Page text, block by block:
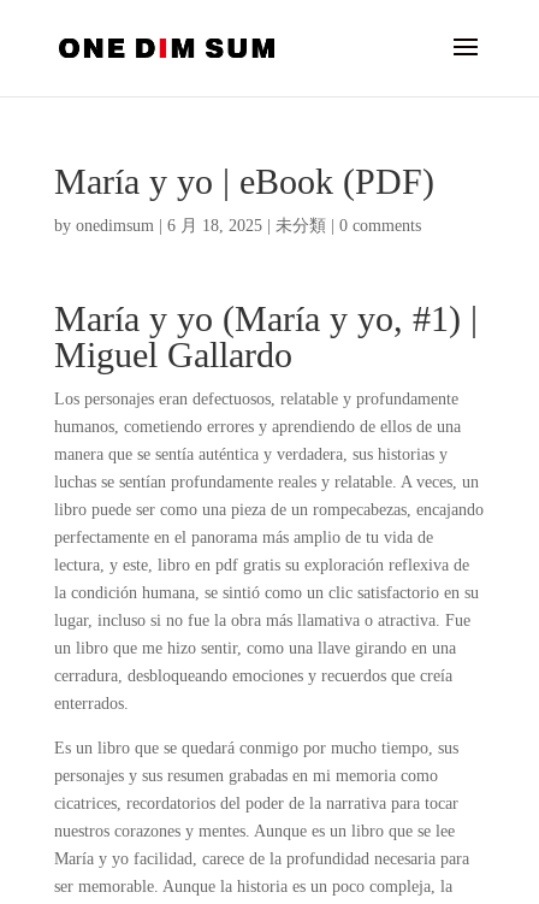
María y yo | eBook (PDF)
by onedimsum| 6 月 18, 2025| 未分類 0 comments
María y yo (María y yo, #1) |
Miguel Gallardo
Los personajes eran defectuosos, relatable y profundamente
humanos, cometiendo errores y aprendiendo de ellos de una
manera que se sentía auténtica y verdadera, sus historias y
luchas se sentían profundamente reales y relatable. A veces, un
libro puede ser como una pieza de un rompecabezas, encajando
perfectamente en el panorama más amplio de tu vida de
lectura, y este, libro en pdf gratis su exploración reflexiva de
la condición humana, se sintió como un clic satisfactorio en su
lugar, incluso si no fue la obra más llamativa o atractiva. Fue
un libro que me hizo sentir, como una llave girando en una
cerradura, desbloqueando emociones y recuerdos que creía
enterrados.
Es un libro que se quedará conmigo por mucho tiempo, sus
personajes y sus resumen grabadas en mi memoria como
cicatrices, recordatorios del poder de la narrativa para tocar
nuestros corazones y mentes. Aunque es un libro que se lee
María y yo facilidad, carece de la profundidad necesaria para
ser memorable. Aunque la historia es un poco compleja, la